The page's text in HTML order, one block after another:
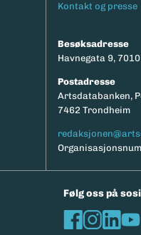
Kontakt og presse
Besøksadresse
Havnegata 9,
Postadresse
Artsdatabanken,
7462 Trondheim
Følg oss på